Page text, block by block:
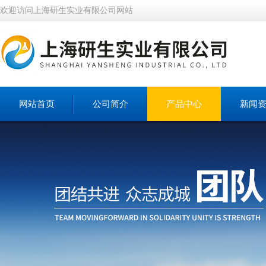
欢迎访问上海研生实业有限公司网站
网站首页 公司简介 产品中心 新闻